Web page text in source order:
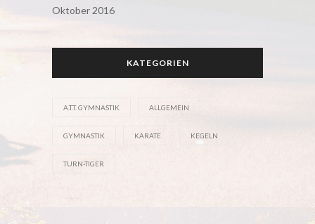
Oktober 2016
KATEGORIEN
A.T.T. GYMNASTIK ALLGEMEIN
GYMNASTIK KARATE KEGELN
TURN-TIGER